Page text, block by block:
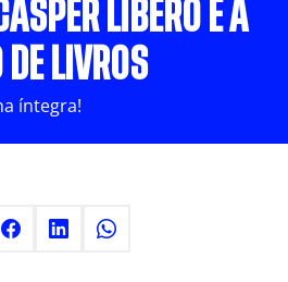
LÍBERO E A
DE LIVROS
íntegra!